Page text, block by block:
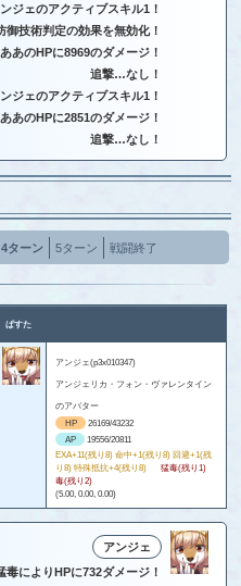
ジェのアクティブスキル1！
御技術判定の効果を無効化！
あのHPに8969のダメージ！
追撃…なし！
ジェのアクティブスキル1！
あのHPに2851のダメージ！
追撃…なし！
4ターン 5ターン 戦闘終了
ぱすた
アンジェ(p3x010347)
アンジェリカ・フォン・ヴァレンタイン
のアバター
HP
26169/43232
AP
19556/20811
EXA+11(残り8) 命中+1(残り8) 回避+1(残
り8) 特殊抵抗+4(残り8)
猛毒(残り1)
毒(残り2)
(5.00, 0.00, 0.00)
アンジェ
毒によりHPに732ダメージ！